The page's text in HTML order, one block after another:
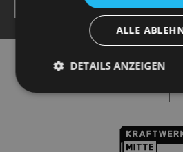
SEND
ALLE
DETAILS ANZEIGEN